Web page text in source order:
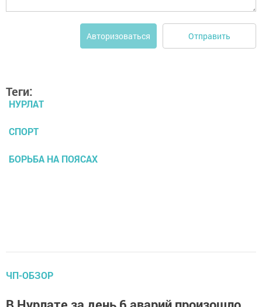
Авторизоваться Отправить
Теги:
НУРЛАТ
СПОРТ
БОРЬБА НА ПОЯСАХ
ЧП-ОБЗОР